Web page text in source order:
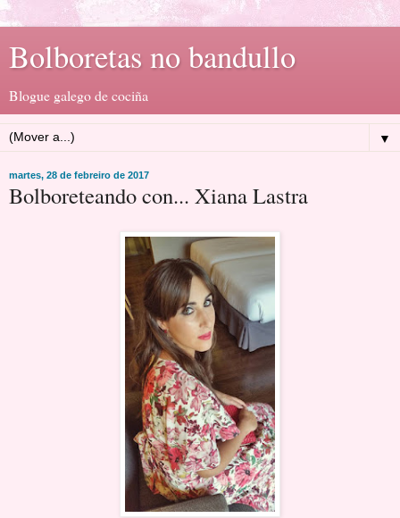
Bolboretas no bandullo
Blogue galego de cociña
▼
martes, 28 de febreiro de 2017
Bolboreteando con... Xiana Lastra